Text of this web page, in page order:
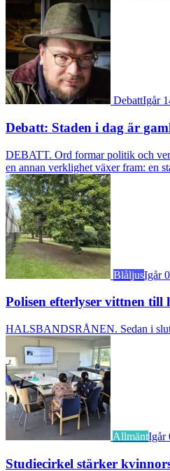
DebattIgår
Debatt: Staden i dag är
DEBATT. Ord formar politik och
en annan verklighet växer fram: en
BlåljusIgår
Polisen efterlyser vittnen till
HALSBANDSRÅNEN. Sedan i
AllmäntIgår
Studiecirkel stärker